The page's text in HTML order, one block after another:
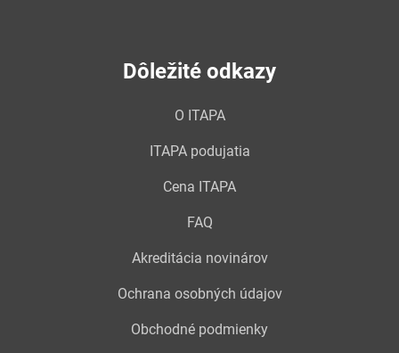
Dôležité odkazy
O ITAPA
ITAPA podujatia
Cena ITAPA
FAQ
Akreditácia novinárov
Ochrana osobných údajov
Obchodné podmienky